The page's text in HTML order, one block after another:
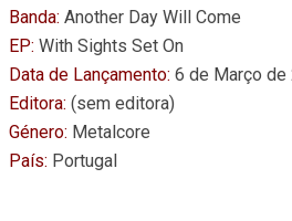
Banda: Another Day Will Come
EP: With Sights Set On
Data de Lançamento: 6 de Março de
Editora: (sem editora)
Género: Metalcore
País: Portugal